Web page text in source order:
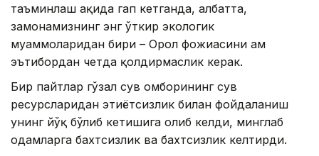
таъминлаш ҳақида гап кетганда, албатта,
замонамизнинг энг ўткир экологик
муаммоларидан бири – Орол фожиасини ҳам
эътибордан четда қолдирмаслик керак.
Бир пайтлар гўзал сув омборининг сув
ресурсларидан эҳтиётсизлик билан фойдаланиш
унинг йўқ бўлиб кетишига олиб келди, минглаб
одамларга бахтсизлик ва бахтсизлик келтирди.